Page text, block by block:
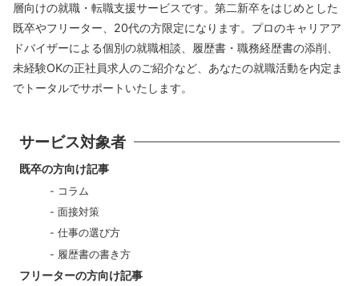
層向けの就職・転職支援サービスです。第二新卒をはじめとした
既卒やフリーター、20代の方限定になります。プロのキャリアア
ドバイザーによる個別の就職相談、履歴書・職務経歴書の添削、
未経験OKの正社員求人のご紹介など、あなたの就職活動を内定ま
でトータルでサポートいたします。
サービス対象者
既卒の方向け記事
コラム
面接対策
仕事の選び方
履歴書の書き方
フリーターの方向け記事